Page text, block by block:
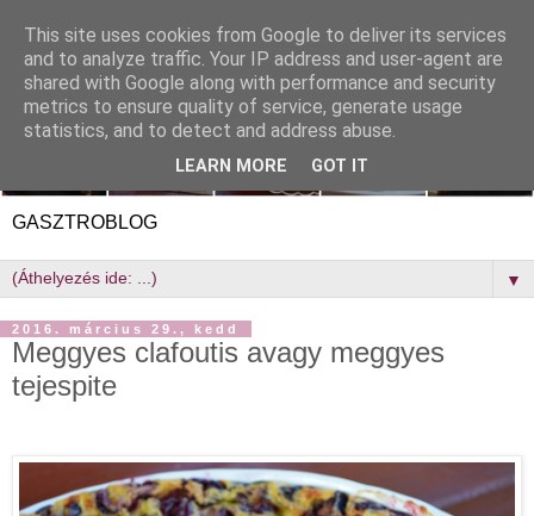
GASZTROBLOG
▼
2016. március 29., kedd
Meggyes clafoutis avagy meggyes
tejespite
This site uses cookies from Google to deliver its services
and to analyze traffic. Your IP address and user-agent are
shared with Google along with performance and security
metrics to ensure quality of service, generate usage
statistics, and to detect and address abuse.
LEARN MORE GOT IT